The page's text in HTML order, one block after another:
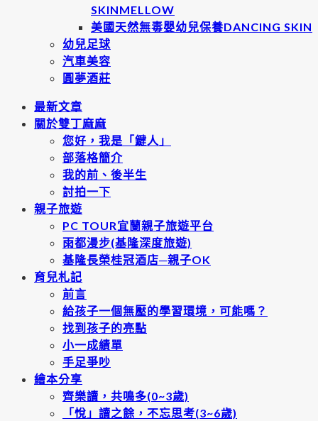
SKINMELLOW
美國天然無毒嬰幼兒保養DANCING SKIN
幼兒足球
汽車美容
圓夢酒莊
最新文章
關於雙丁麻麻
您好，我是「鍵人」
部落格簡介
我的前、後半生
討拍一下
親子旅遊
PC TOUR宜蘭親子旅遊平台
雨都漫步(基隆深度旅遊)
基隆長榮桂冠酒店─親子OK
育兒札記
前言
給孩子一個無壓的學習環境，可能嗎？
找到孩子的亮點
小一成績單
手足爭吵
繪本分享
齊樂讀，共鳴多(0~3歲)
「悅」讀之餘，不忘思考(3~6歲)